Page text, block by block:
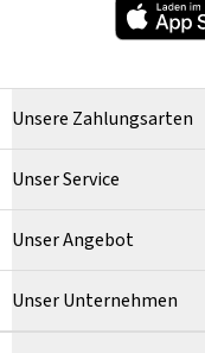
Unsere Zahlungsarten
Unser Service
Unser Angebot
Unser Unternehmen